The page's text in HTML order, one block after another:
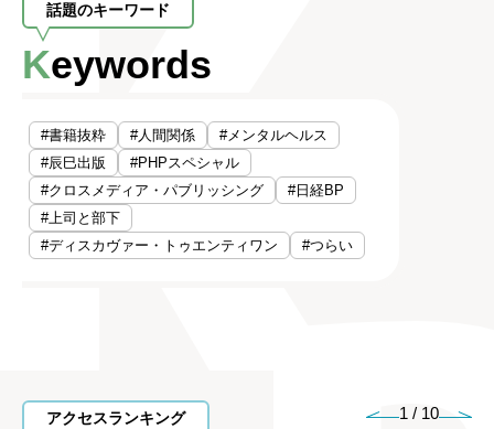
話題のキーワード
Keywords
#書籍抜粋 #人間関係
#メンタルヘルス
#辰巳出版
#PHPスペシャル
#クロスメディア・パブリッシング
#日経BP
#上司と部下
#ディスカヴァー・トゥエンティワン
#つらい
アクセスランキング 1 / 10